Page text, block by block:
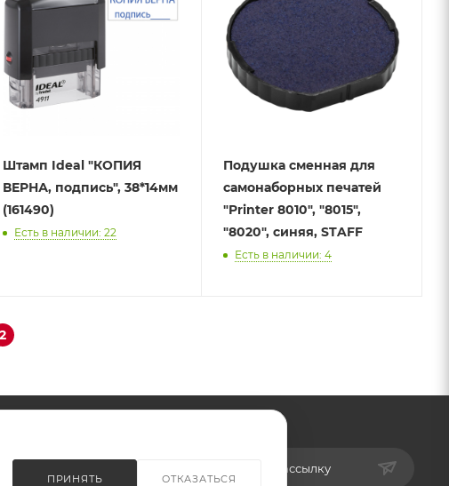
Штамп Ideal "КОПИЯ
ВЕРНА, подпись", 38*14мм
(161490)
Есть в наличии: 22
Подушка сменная для
самонаборных печатей
"Printer 8010", "8015",
"8020", синяя, STAFF
Есть в наличии: 4
2
Подписаться на рассылку
ПРИНЯТЬ ОТКАЗАТЬСЯ